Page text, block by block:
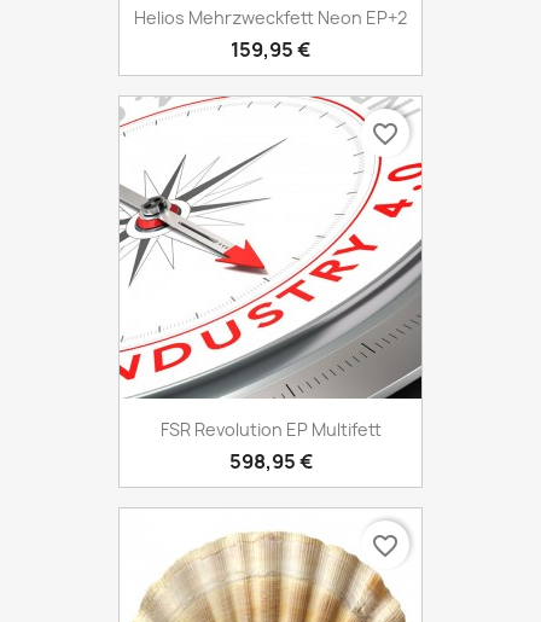
Helios Mehrzweckfett Neon EP+2
159,95 €
FSR Revolution EP Multifett
598,95 €
favorite_border
favorite_border